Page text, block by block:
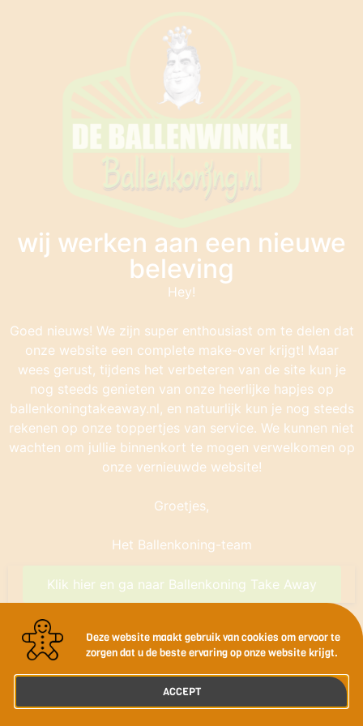
wij werken aan een nieuwe
beleving
Hey!
Goed nieuws! We zijn super enthousiast om te delen dat
onze website een complete make-over krijgt! Maar
wees gerust, tijdens het verbeteren van de site kun je
nog steeds genieten van onze heerlijke hapjes op
ballenkoningtakeaway.nl, en natuurlijk kun je nog steeds
rekenen op onze toppertjes van service. We kunnen niet
wachten om jullie binnenkort te mogen verwelkomen op
onze vernieuwde website!
Groetjes,
Het Ballenkoning-team
Klik hier en ga naar Ballenkoning Take Away
Deze website maakt gebruik van cookies om ervoor te
zorgen dat u de beste ervaring op onze website krijgt.
ACCEPT